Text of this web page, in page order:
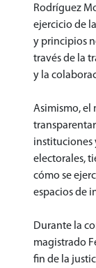
Rodríguez
ejercicio de
y principios
través de la
y la
Asimismo, el
instituciones
electorales,
cómo se
espacios de
Durante la
magistrado
fin de la